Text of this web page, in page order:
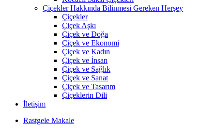
Çiçekler Hakkında Bilinmesi Gereken Herşey
Çiçekler
Çiçek Aşkı
Çiçek ve Doğa
Çiçek ve Ekonomi
Çiçek ve Kadın
Çiçek ve İnsan
Çiçek ve Sağlık
Çiçek ve Sanat
Çiçek ve Tasarım
Çiçeklerin Dili
İletişim
Rastgele Makale